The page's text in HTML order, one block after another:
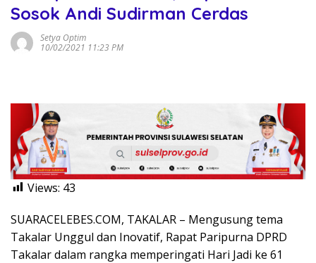
Sosok Andi Sudirman Cerdas
Setya Optim
10/02/2021 11:23 PM
Views: 43
SUARACELEBES.COM, TAKALAR – Mengusung tema
Takalar Unggul dan Inovatif, Rapat Paripurna DPRD
Takalar dalam rangka memperingati Hari Jadi ke 61